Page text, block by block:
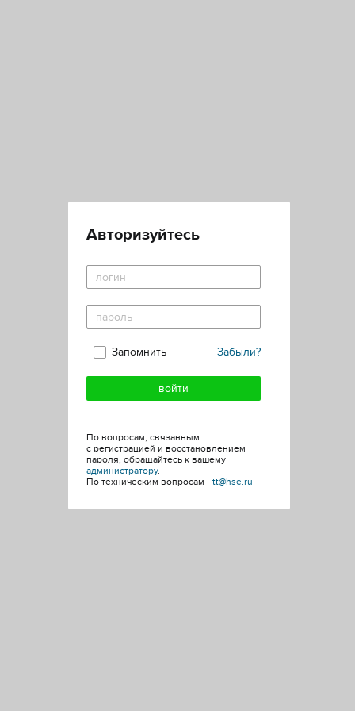
Авторизуйтесь
Забыли?
Запомнить
По вопросам, связанным
с регистрацией и восстановлением
пароля, обращайтесь к вашему
администратору.
По техническим вопросам - tt@hse.ru